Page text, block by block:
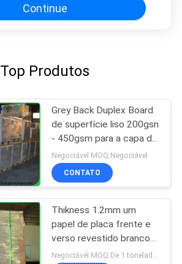
Continue
Top Produtos
Grey Back Duplex Board
de superfície liso 200gsn
- 450gsm para a capa do
livro da capa dura
Negociável MOQ:Negociável
CONTATO
Thikness 1.2mm um
papel de placa frente e
verso revestido branco
lateral nas folhas